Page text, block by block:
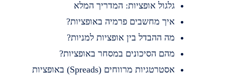
גלגול אופציות: המדריך המלא
איך מחשבים פרמיה באופציות?
מה ההבדל בין אופציות למניות?
מהם הסיכונים במסחר באופציות?
אסטרטגיות מרווחים (Spreads) באופציות